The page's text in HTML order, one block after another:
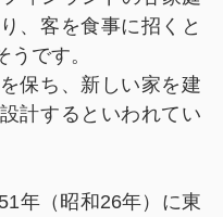
、客を食事に招くと
です。
保ち、新しい家を建
計するといわれてい
年（昭和26年）に東